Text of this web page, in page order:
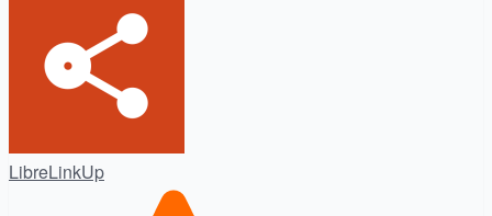
LibreLinkUp